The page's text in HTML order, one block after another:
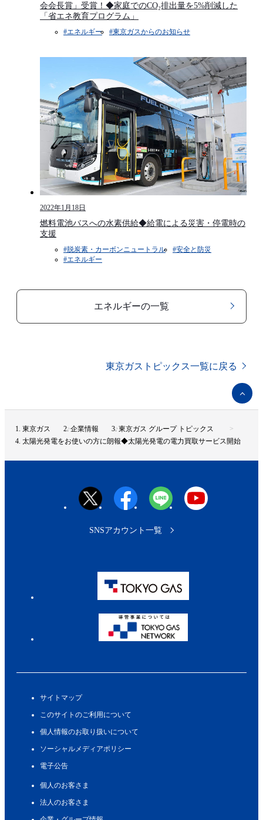
会会長賞」受賞！◆家庭でのCO₂排出量を5%削減した
「省エネ教育プログラム」
#エネルギー #東京ガスからのお知らせ​​
2022年1月18日
燃料電池バスへの水素供給◆給電による災害・停電時の
支援
#脱炭素・カーボンニュートラル
#安全と防災​
#エネルギー
エネルギーの一覧
東京ガストピックス一覧に戻る
ペ
ー
ジ
ッ
へ
東京ガス 企業情報
東京ガス グループ トピックス
太陽光発電をお使いの方に朗報◆太陽光発電の電力買取サービス開始
サイトマップ
このサイトのご利用について
個人情報のお取り扱いについて
ソーシャルメディアポリシー
電子公告
個人のお客さま
法人のお客さま
SNSアカウント一覧